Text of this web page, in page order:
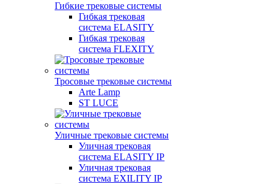
Гибкие трековые системы
Гибкая трековая
система ELASITY
Гибкая трековая
система FLEXITY
Тросовые трековые системы
Arte Lamp
ST LUCE
Уличные трековые системы
Уличная трековая
система ELASITY IP
Уличная трековая
система EXILITY IP